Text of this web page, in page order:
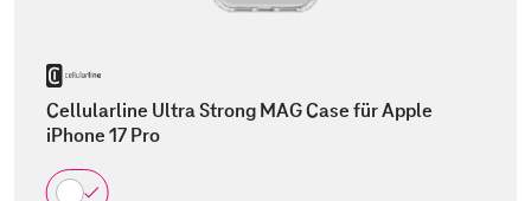
Cellularline Ultra Strong MAG Case für Apple
iPhone 17 Pro